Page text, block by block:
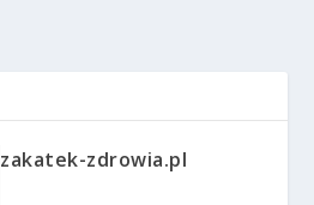
zakatek-zdrowia.pl